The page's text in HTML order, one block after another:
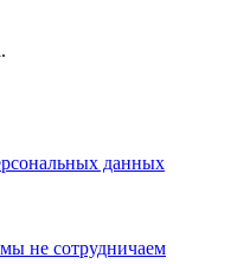
данных
не сотрудничаем